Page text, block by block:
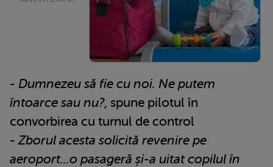
- Dumnezeu să fie cu noi. Ne putem
întoarce sau nu?, spune pilotul în
convorbirea cu turnul de control
-Zborul acesta solicită revenire pe
aeroport...o pasageră și-a uitat copilul în